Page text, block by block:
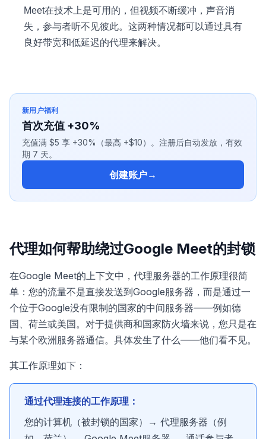
Meet在技术上是可用的，但视频不断缓冲，声音消
失，参与者听不见彼此。这两种情况都可以通过具有
良好带宽和低延迟的代理来解决。
新用户福利
首次充值 +30%
充值满 $5 享 +30%（最高 +$10）。注册后自动发放，有效
期 7 天。
创建账户→
代理如何帮助绕过Google Meet的封锁
在Google Meet的上下文中，代理服务器的工作原理很简
单：您的流量不是直接发送到Google服务器，而是通过一
个位于Google没有限制的国家的中间服务器——例如德
国、荷兰或美国。对于提供商和国家防火墙来说，您只是在
与某个欧洲服务器通信。具体发生了什么——他们看不见。
其工作原理如下：
通过代理连接的工作原理：
您的计算机（被封锁的国家）→ 代理服务器（例